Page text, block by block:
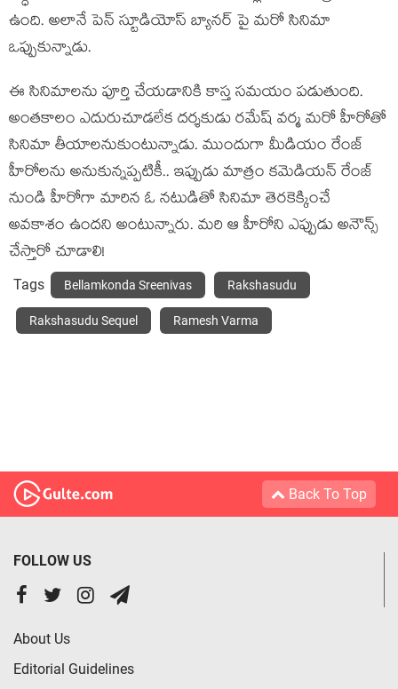
ఉంది. అలానే పెన్ స్టూడియోస్ బ్యానర్ పై మరో సినిమా
ఒప్పుకున్నాడు.
ఈ సినిమాలను పూర్తి చేయడానికి కాస్త సమయం పడుతుంది.
అంతకాలం ఎదురుచూడలేక దర్శకుడు రమేష్ వర్మ మరో హీరోతో
సినిమా తీయాలనుకుంటున్నాడు. ముందుగా మీడియం రేంజ్
హీరోలను అనుకున్నప్పటికీ.. ఇప్పుడు మాత్రం కమెడియన్ రేంజ్
నుండి హీరోగా మారిన ఓ నటుడితో సినిమా తెరకెక్కించే
అవకాశం ఉందని అంటున్నారు. మరి ఆ హీరోని ఎప్పుడు అనౌన్స్
చేస్తారో చూడాలి!
Tags Bellamkonda Sreenivas Rakshasudu
Rakshasudu Sequel Ramesh Varma
Back To Top
FOLLOW US
About Us
Editorial Guidelines